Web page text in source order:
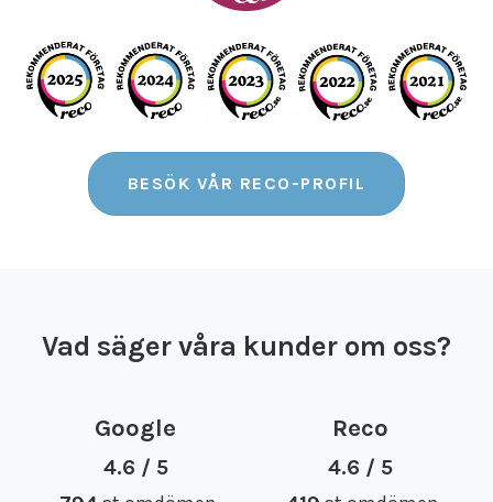
BESÖK VÅR RECO-PROFIL
Vad säger våra kunder om oss?
Google
4.6 / 5
Reco
4.6 / 5